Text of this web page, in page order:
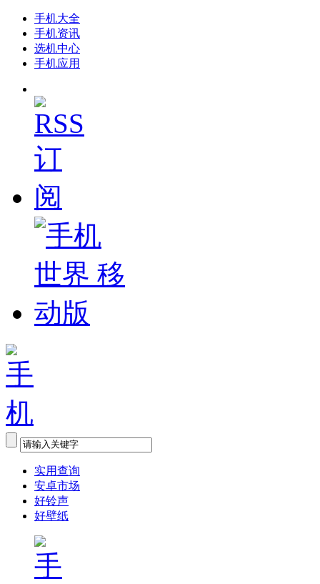
手机大全
手机资讯
选机中心
手机应用
实用查询
安卓市场
好铃声
好壁纸